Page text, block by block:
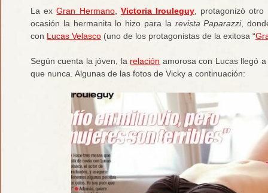
La exGran Hermano, Victoria Irouleguy , protagonizó
ocasión la hermanita lo hizo para la revista Paparazzi,
con Lucas Velasco (uno de los protagonistas de la exitosa “
Según cuenta la jóven, la relación amorosa con Lucas llegó
que nunca. Algunas de las fotos de Vicky a continuación: